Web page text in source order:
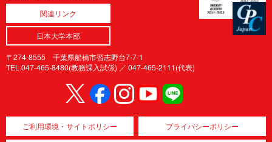
関連リンク
日本大学本部
〒274-8555 千葉県船橋市習志野台7-7-1
TEL.047-465-8480(教務課入試係) ／ 047-465-2111(代表)
ご利用環境・サイトポリシー プライバシーポリシー